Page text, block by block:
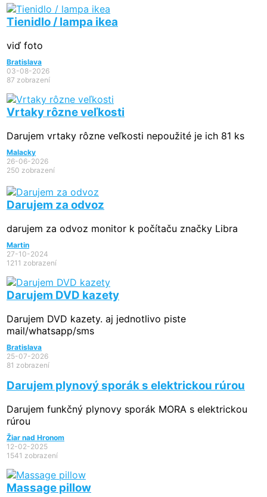
Tienidlo / lampa ikea
viď foto
Bratislava
03-08-2026
87 zobrazení
Vrtaky rôzne veľkosti
Darujem vrtaky rôzne veľkosti nepoužité je ich 81 ks
Malacky
26-06-2026
250 zobrazení
Darujem za odvoz
darujem za odvoz monitor k počítaču značky Libra
Martin
27-10-2024
1211 zobrazení
Darujem DVD kazety
Darujem DVD kazety. aj jednotlivo piste
mail/whatsapp/sms
Bratislava
25-07-2026
81 zobrazení
Darujem plynový sporák s elektrickou rúrou
Darujem funkčný plynovy sporák MORA s elektrickou
rúrou
Žiar nad Hronom
12-02-2025
1541 zobrazení
Massage pillow